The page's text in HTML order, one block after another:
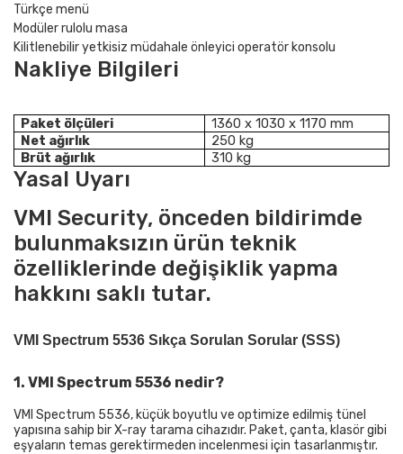
Türkçe menü
Modüler rulolu masa
Kilitlenebilir yetkisiz müdahale önleyici operatör konsolu
Nakliye Bilgileri
Paket ölçüleri
1360 x 1030 x 1170 mm
Net ağırlık
250 kg
Brüt ağırlık
310 kg
Yasal Uyarı
VMI Security, önceden bildirimde
bulunmaksızın ürün teknik
özelliklerinde değişiklik yapma
hakkını saklı tutar.
VMI Spectrum 5536 Sıkça Sorulan Sorular (SSS)
1. VMI Spectrum 5536 nedir?
VMI Spectrum 5536, küçük boyutlu ve optimize edilmiş tünel
yapısına sahip bir X-ray tarama cihazıdır. Paket, çanta, klasör gibi
eşyaların temas gerektirmeden incelenmesi için tasarlanmıştır.